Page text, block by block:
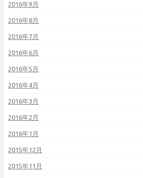
2016年9月
2016年8月
2016年7月
2016年6月
2016年5月
2016年4月
2016年3月
2016年2月
2016年1月
2015年12月
2015年11月